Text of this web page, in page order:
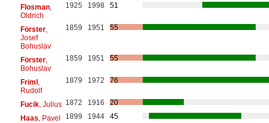
Flosman,
Oldrich
1925 1998 51
Förster,
Josef
Bohuslav
1859 1951 55
Förster,
Bohuslav
1859 1951 55
Friml,
Rudolf
1879 1972 76
Fucik, Julius 1872 1916
20
Haas , Pavel 1899 1944
45